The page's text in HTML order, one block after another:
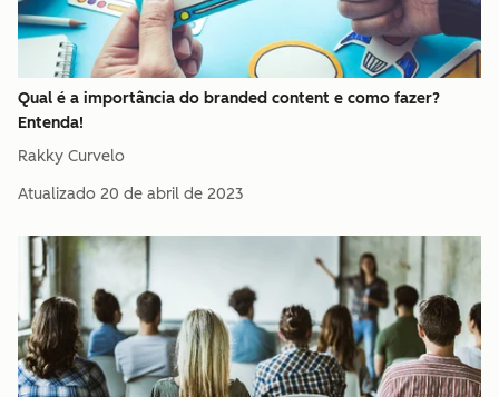
Qual é a importância do branded content e como fazer?
Entenda!
Rakky Curvelo
Atualizado 20 de abril de 2023